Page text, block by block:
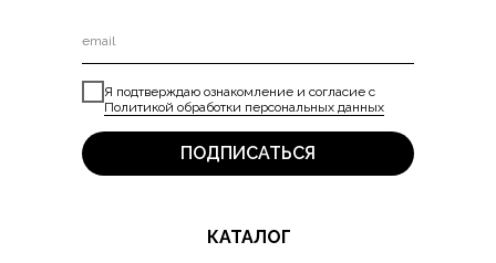
КАТАЛОГ
Я подтверждаю ознакомление и согласие с
Политикой обработки персональных данных
ПОДПИСАТЬСЯ